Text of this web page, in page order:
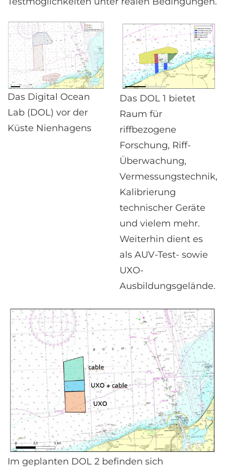
Das Digital Ocean
Lab (DOL) vor der
Küste Nienhagens
Das DOL 1 bietet
Raum für
riffbezogene
Forschung, Riff-
Überwachung,
Vermessungstechnik,
Kalibrierung
technischer Geräte
und vielem mehr.
Weiterhin dient es
als AUV-Test- sowie
UXO-
Ausbildungsgelände.
Im geplanten DOL 2 befinden sich